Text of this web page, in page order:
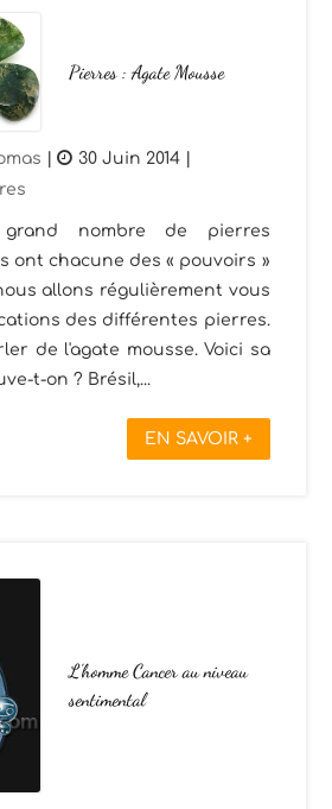
Pierres : Agate Mousse
| 30 Juin 2014
nombre de pierres
ont chacune des « pouvoirs »
allons régulièrement vous
des différentes pierres.
de l'agate mousse. Voici sa
t-on ? Brésil,...
EN SAVOIR +
L’homme Cancer au niveau
sentimental